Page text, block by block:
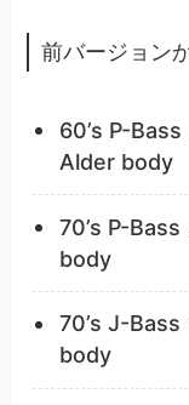
前バージョン
60’s P-
Alder body
70’s P-
body
70’s J-
body